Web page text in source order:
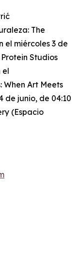
The
el miércoles 3 de
Protein Studios
el
When Art Meets
de junio, de 04:10
(Espacio